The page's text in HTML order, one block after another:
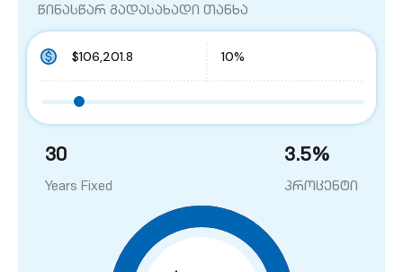
წინასწარ გადასახადი თანხა
30
Years Fixed
3.5%
პროცენტი